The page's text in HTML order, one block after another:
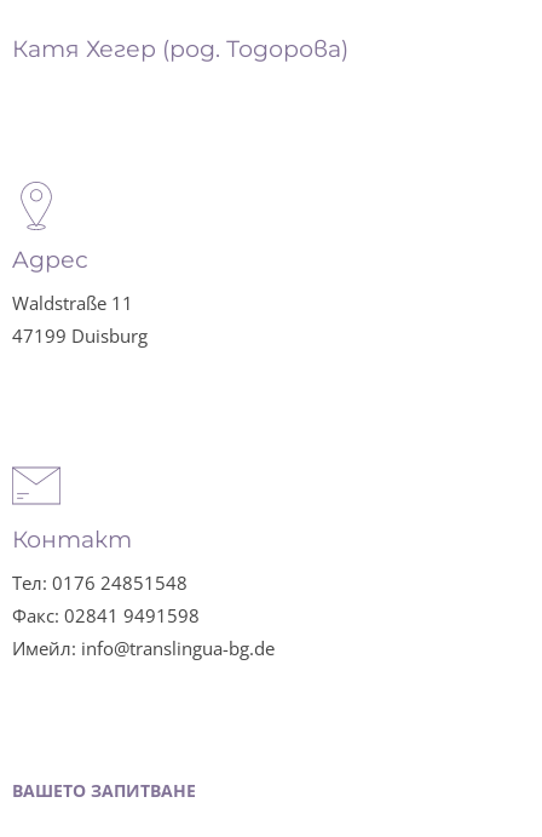
Катя Хегер (род. Тодорова)
Aдрес
Waldstraße 11
47199 Duisburg
Контакт
Тел: 0176 24851548
Факс: 02841 9491598
Имейл: info@translingua-bg.de
BAШЕТО ЗАПИТВАНЕ